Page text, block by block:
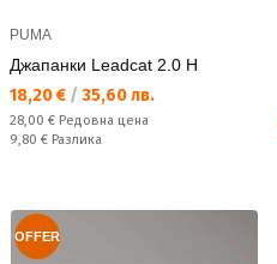
PUMA
Джапанки Leadcat 2.0 H
Текуща цена:
18,20 € / 35,60 лв.
Редовна цена:
28,00 € Редовна цена
Спестявате:
9,80 € Разлика
OFFER